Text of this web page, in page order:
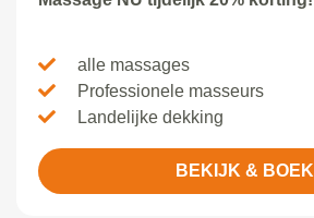
alle massages
Professionele masseurs
Landelijke dekking
BEKIJK & BOEK